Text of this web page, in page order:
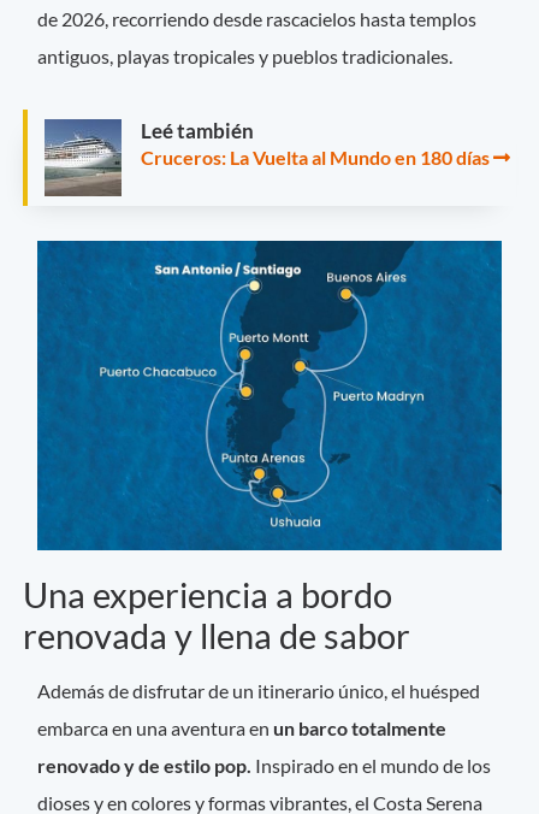
de 2026, recorriendo desde rascacielos hasta templos
antiguos, playas tropicales y pueblos tradicionales.
Leé también
Cruceros: La Vuelta al Mundo en 180 días
Una experiencia a bordo
renovada y llena de sabor
Además de disfrutar de un itinerario único, el huésped
embarca en una aventura en un barco totalmente
renovado y de estilo pop. Inspirado en el mundo de los
dioses y en colores y formas vibrantes, el Costa Serena